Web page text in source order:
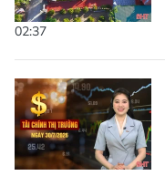
02:37